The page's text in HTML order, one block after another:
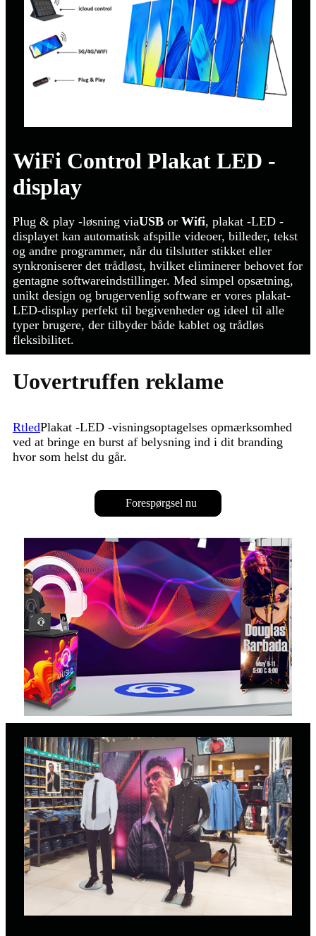
WiFi Control Plakat LED -
display
Plug & play -løsning viaUSB or Wifi, plakat -LED -
displayet kan automatisk afspille videoer, billeder, tekst
og andre programmer, når du tilslutter stikket eller
synkroniserer det trådløst, hvilket eliminerer behovet for
gentagne softwareindstillinger. Med simpel opsætning,
unikt design og brugervenlig software er vores plakat-
LED-display perfekt til begivenheder og ideel til alle
typer brugere, der tilbyder både kablet og trådløs
fleksibilitet.
Uovertruffen reklame
RtledPlakat -LED -visningsoptagelses opmærksomhed
ved at bringe en burst af belysning ind i dit branding
hvor som helst du går.
Forespørgsel nu